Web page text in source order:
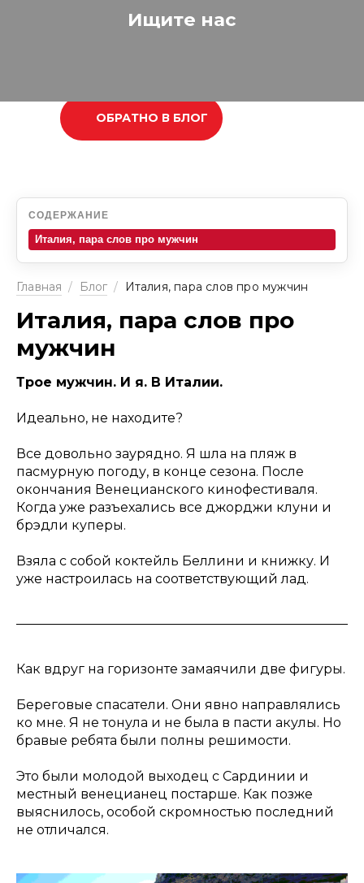
Ищите нас
ОБРАТНО В БЛОГ
СОДЕРЖАНИЕ
Италия, пара слов про мужчин
Главная / Блог / Италия, пара слов про мужчин
Италия, пара слов про
мужчин
Трое мужчин. И я. В Италии.
Идеально, не находите?
Все довольно заурядно. Я шла на пляж в
пасмурную погоду, в конце сезона. После
окончания Венецианского кинофестиваля.
Когда уже разъехались все джорджи клуни и
брэдли куперы.
Взяла с собой коктейль Беллини и книжку. И
уже настроилась на соответствующий лад.
Как вдруг на горизонте замаячили две фигуры.
Береговые спасатели. Они явно направлялись
ко мне. Я не тонула и не была в пасти акулы. Но
бравые ребята были полны решимости.
Это были молодой выходец с Сардинии и
местный венецианец постарше. Как позже
выяснилось, особой скромностью последний
не отличался.